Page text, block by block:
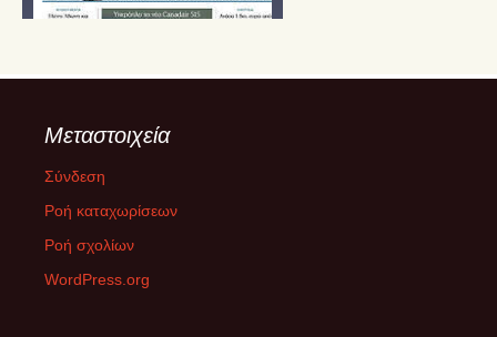
Μεταστοιχεία
Σύνδεση
Ροή καταχωρίσεων
Ροή σχολίων
WordPress.org